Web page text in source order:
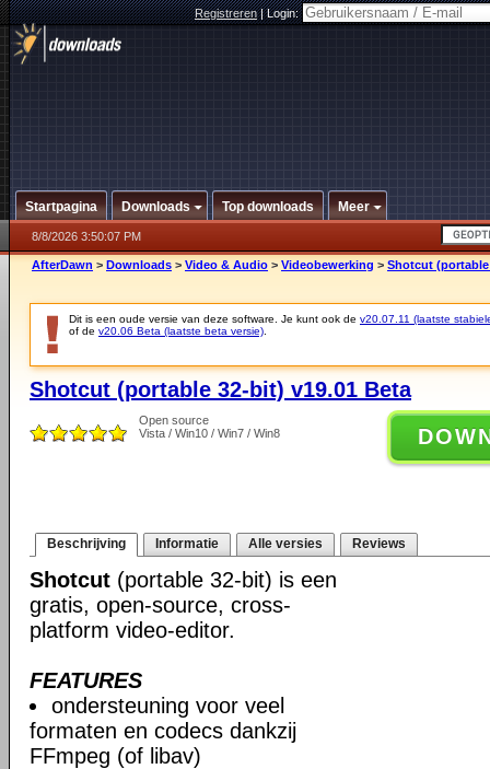
Registreren|Login:
Startpagina Downloads Top downloads Meer
8/8/2026 3:50:07 PM
AfterDawn > Downloads > Video & Audio > Videobewerking > Shotcut (portable
Dit is een oude versie van deze software. Je kunt ook de v20.07.11 (laatste
of de v20.06 Beta (laatste beta versie)
Shotcut (portable 32-bit) v19.01 Beta
Open source
Vista / Win10 / Win7 / Win8
Beschrijving Informatie Alle versies Reviews
Shotcut (portable 32-bit) is een
gratis, open-source, cross-
platform video-editor.
FEATURES
ondersteuning voor veel
formaten en codecs dankzij
FFmpeg (of libav)